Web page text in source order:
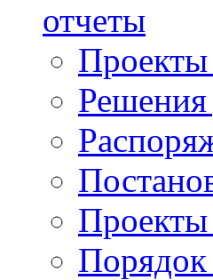
отчеты
Проекты
Порядок